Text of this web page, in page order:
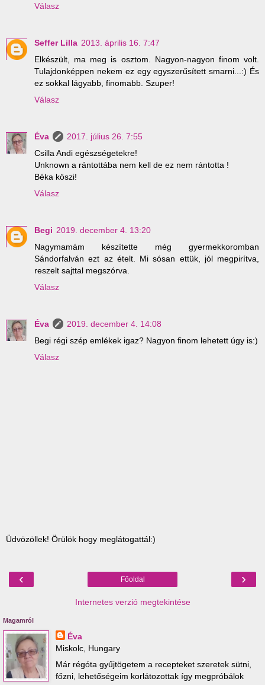
Válasz
Seffer Lilla 2013. április 16. 7:47
Elkészült, ma meg is osztom. Nagyon-nagyon finom volt.
Tulajdonképpen nekem ez egy egyszerűsített smarni...:) És
ez sokkal lágyabb, finomabb. Szuper!
Válasz
Éva
2017. július 26. 7:55
Csilla Andi egészségetekre!
Unknown a rántottába nem kell de ez nem rántotta !
Béka köszi!
Válasz
Begi 2019. december 4. 13:20
Nagymamám készítette még gyermekkoromban
Sándorfalván ezt az ételt. Mi sósan ettük, jól megpirítva,
reszelt sajttal megszórva.
Válasz
Éva
2019. december 4. 14:08
Begi régi szép emlékek igaz? Nagyon finom lehetett úgy is:)
Válasz
Üdvözöllek! Örülök hogy meglátogattál:)
‹ ›
Főoldal
Internetes verzió megtekintése
Magamról
Éva
Miskolc, Hungary
Már régóta gyűjtögetem a recepteket szeretek sütni,
főzni, lehetőségeim korlátozottak így megpróbálok